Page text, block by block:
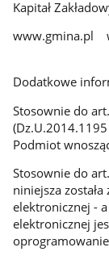
Kapitał
www.gmina.pl
Dodatkowe
Stosownie do
Podmiot
Stosownie do
niniejsza
elektronicznej -
elektronicznej